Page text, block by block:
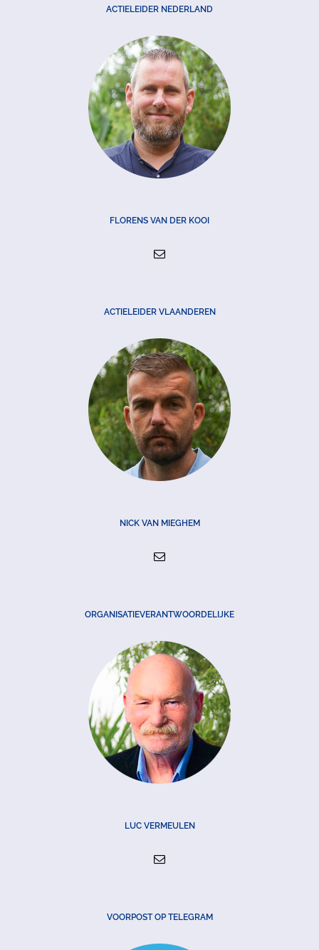
ACTIELEIDER NEDERLAND
FLORENS VAN DER KOOI
ACTIELEIDER VLAANDEREN
NICK VAN MIEGHEM
ORGANISATIEVERANTWOORDELIJKE
LUC VERMEULEN
VOORPOST OP TELEGRAM